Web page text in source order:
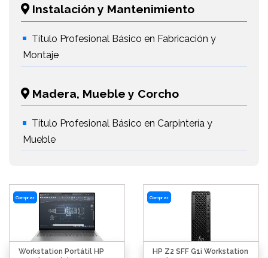
Instalación y Mantenimiento
Título Profesional Básico en Fabricación y
Montaje
Madera, Mueble y Corcho
Título Profesional Básico en Carpintería y
Mueble
Comprar
Workstation Portátil HP
Comprar
HP Z2 SFF G1i Workstation